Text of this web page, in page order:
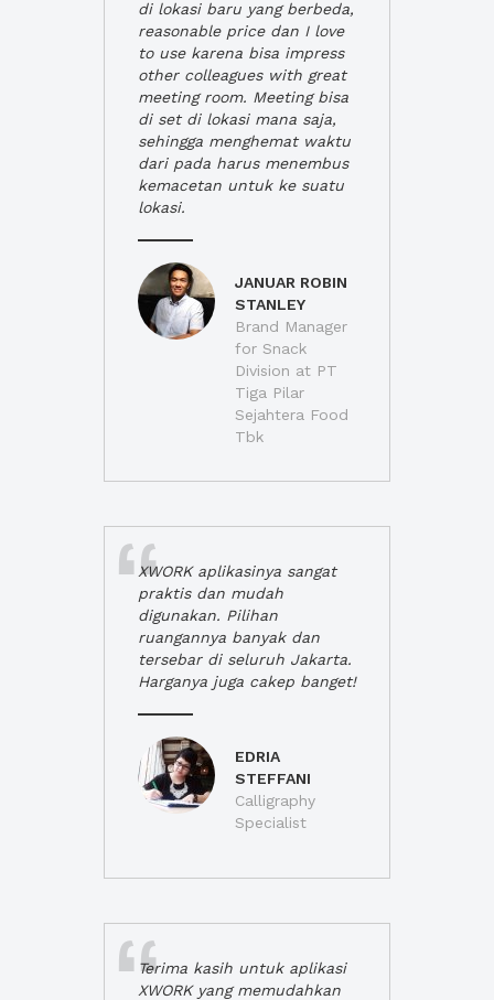
di lokasi baru yang berbeda,
reasonable price dan I love
to use karena bisa impress
other colleagues with great
meeting room. Meeting bisa
di set di lokasi mana saja,
sehingga menghemat waktu
dari pada harus menembus
kemacetan untuk ke suatu
lokasi.
JANUAR ROBIN
STANLEY
Brand Manager
for Snack
Division at PT
Tiga Pilar
Sejahtera Food
Tbk
XWORK aplikasinya sangat
praktis dan mudah
digunakan. Pilihan
ruangannya banyak dan
tersebar di seluruh Jakarta.
Harganya juga cakep banget!
EDRIA
STEFFANI
Calligraphy
Specialist
Terima kasih untuk aplikasi
XWORK yang memudahkan